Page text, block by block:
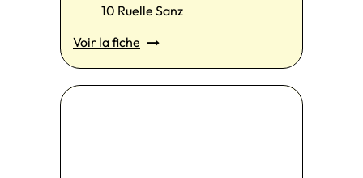
10 Ruelle Sanz
Voir la fiche